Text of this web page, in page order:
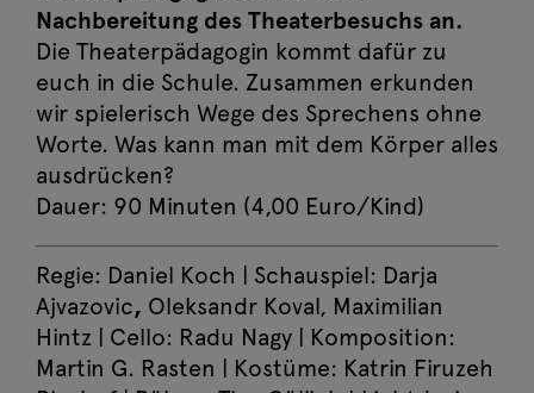
Die große Wörterfabrik
So, 11. Oktober
2026 16:00 – 17:00
Jetzt buchen
Die große Wörterfabrik
Die große Wörterfabrik
Di, 13. Oktober
2026 10:00
Jetzt buchen
Nachbereitung des Theaterbesuchs an.
Die Theaterpädagogin kommt dafür zu
euch in die Schule. Zusammen erkunden
wir spielerisch Wege des Sprechens ohne
Worte. Was kann man mit dem Körper alles
ausdrücken?
Dauer: 90 Minuten (4,00 Euro/Kind)
Regie: Daniel Koch | Schauspiel: Darja
Ajvazovic, Oleksandr Koval, Maximilian
Hintz | Cello: Radu Nagy | Komposition:
Martin G. Rasten | Kostüme: Katrin Firuzeh